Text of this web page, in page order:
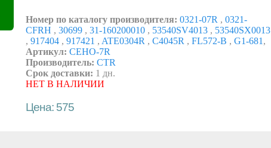
Номер по каталогу производителя: 0321-07R , 0321-
CFRH , 30699 , 31-160200010 , 53540SV4013 , 53540SX0013
, 917404 , 917421 , ATE0304R , C4045R , FL572-B , G1-681,
Артикул: CEHO-7R
Производитель: CTR
Срок доставки: 1 дн.
НЕТ В НАЛИЧИИ
Цена: 575